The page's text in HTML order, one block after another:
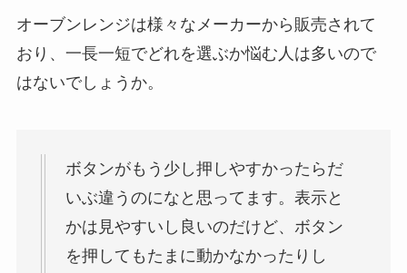
オーブンレンジは様々なメーカーから販売されて
おり、一長一短でどれを選ぶか悩む人は多いので
はないでしょうか。
ボタンがもう少し押しやすかったらだ
いぶ違うのになと思ってます。表示と
かは見やすいし良いのだけど、ボタン
を押してもたまに動かなかったりし